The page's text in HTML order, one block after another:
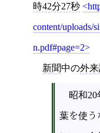
時42分27秒
content/uploads/
n.pdf#page=2
新聞中の外
昭和
葉を使う